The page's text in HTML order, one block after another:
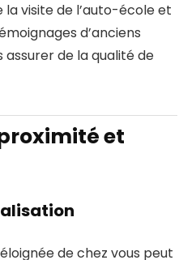
la visite de l’auto-école et
d’anciens
assurer de la qualité de
et
de chez vous peut